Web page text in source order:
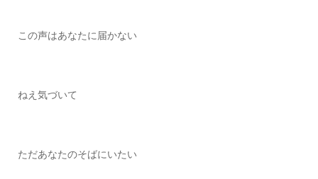
この声はあなたに届かない
ねえ気づいて
ただあなたのそばにいたい